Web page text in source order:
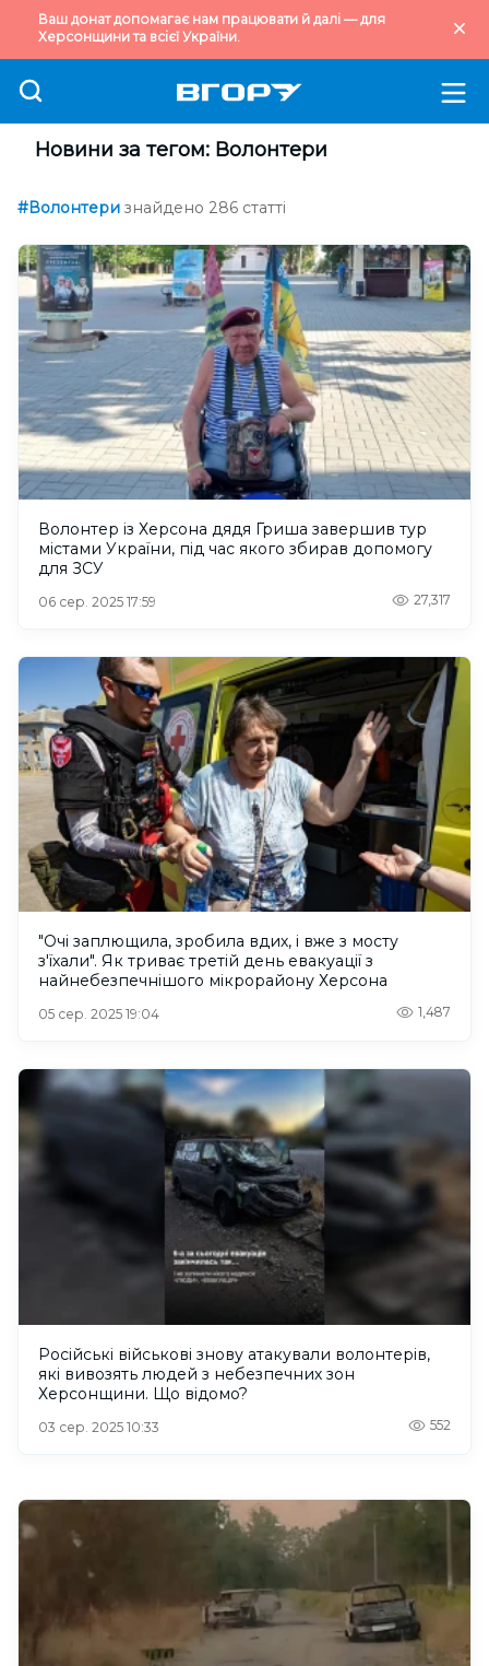
Ваш донат допомагає нам працювати й далі — для
Херсонщини та всієї України.
Новини за тегом: Волонтери
#Волонтери знайдено 286 статті
Волонтер із Херсона дядя Гриша завершив тур
містами України, під час якого збирав допомогу
для ЗСУ
06 сер. 2025 17:59 27,317
"Очі заплющила, зробила вдих, і вже з мосту
з'їхали". Як триває третій день евакуації з
найнебезпечнішого мікрорайону Херсона
05 сер. 2025 19:04 1,487
Російські військові знову атакували волонтерів,
які вивозять людей з небезпечних зон
Херсонщини. Що відомо?
03 сер. 2025 10:33 552